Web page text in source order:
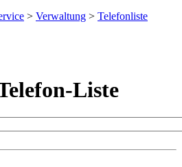
> Verwaltung > Telefonliste
Liste